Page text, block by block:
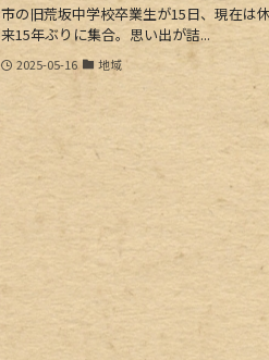
市の旧荒坂中学校卒業生が15日、現在は
来15年ぶりに集合。思い出が詰...
2025-05-16 地域